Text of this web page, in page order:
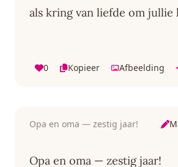
als kring van liefde om jullie
0 Kopieer Afbeelding
Opa en oma — zestig jaar!
Opa en oma — zestig jaar!